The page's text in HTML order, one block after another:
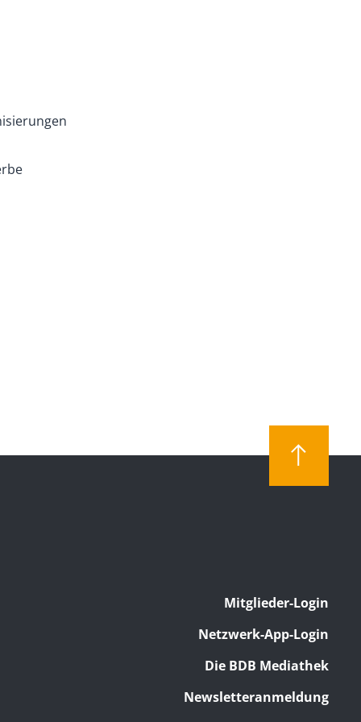
Mitglieder-Login
Netzwerk-App-Login
Die BDB Mediathek
Newsletteranmeldung